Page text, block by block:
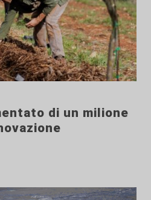
di un milione